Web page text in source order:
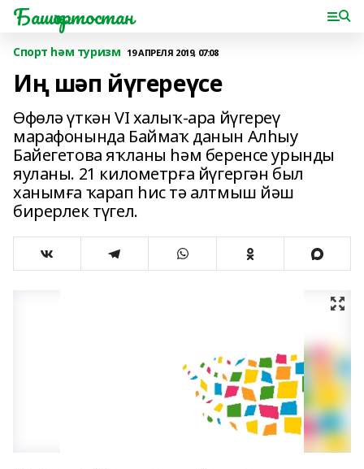
Башҡортостан
Спорт һәм туризм 19 АПРЕЛЯ 2019, 07:08
Иң шәп йүгереүсе
Өфөлә үткән VI халыҡ-ара йүгереү
марафонында Баймаҡ данын Алһыу
Байегетова яҡланы һәм беренсе урынды
яуланы. 21 километрға йүгергән был
ханымға ҡарап һис тә алтмыш йәш
бирерлек түгел.